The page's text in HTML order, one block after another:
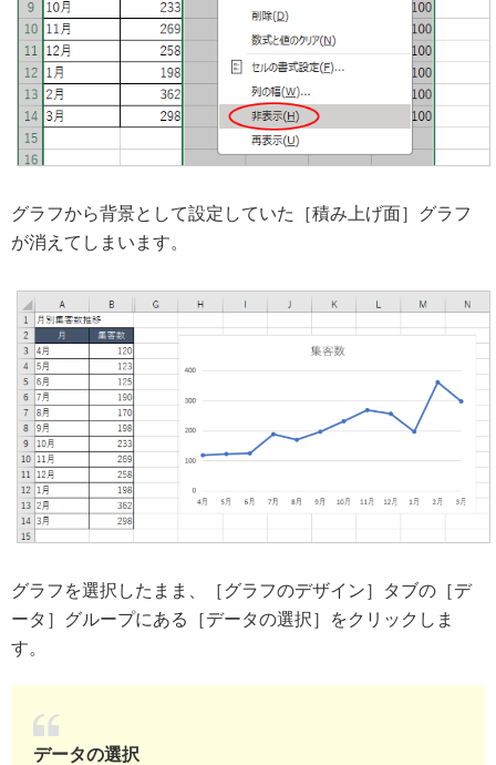
グラフから背景として設定していた［積み上げ面］グラフ
が消えてしまいます。
グラフを選択したまま、［グラフのデザイン］タブの［デ
ータ］グループにある［データの選択］をクリックしま
す。
データの選択